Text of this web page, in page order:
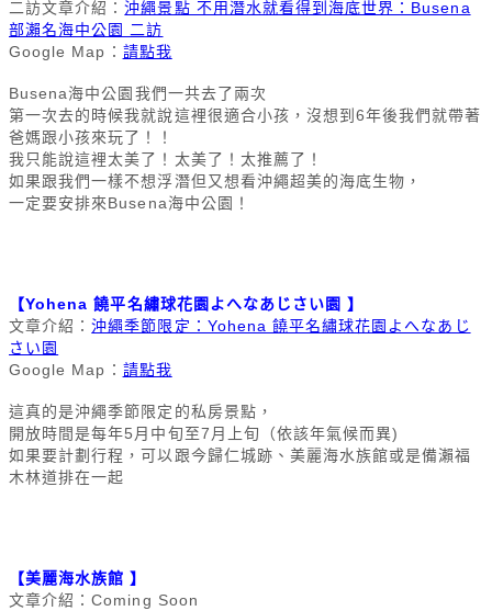
二訪文章介紹：沖繩景點 不用潛水就看得到海底世界：Busena
部瀨名海中公園 二訪
Google Map： 請點我
Busena海中公園我們一共去了兩次
第一次去的時候我就說這裡很適合小孩，沒想到6年後我們就帶著
爸媽跟小孩來玩了！！
我只能說這裡太美了！太美了！太推薦了！
如果跟我們一樣不想浮潛但又想看沖繩超美的海底生物，
一定要安排來Busena海中公園！
【Yohena 饒平名繡球花園よへなあじさい園 】
文章介紹：沖繩季節限定：Yohena 饒平名繡球花園よへなあじ
さい園
Google Map： 請點我
這真的是沖繩季節限定的私房景點，
開放時間是每年5月中旬至7月上旬（依該年氣候而異)
如果要計劃行程，可以跟今歸仁城跡、美麗海水族館或是備瀨福
木林道排在一起
【美麗海水族館 】
文章介紹：Coming Soon